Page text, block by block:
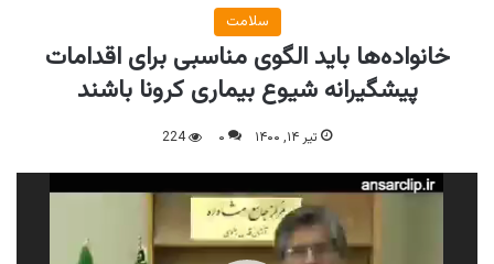
سلامت
خانواده‌‌ها باید الگوی مناسبی برای اقدامات
پیشگیرانه شیوع بیماری کرونا باشند
تیر ۱۴, ۱۴۰۰ ۰ 224
نمایشگر